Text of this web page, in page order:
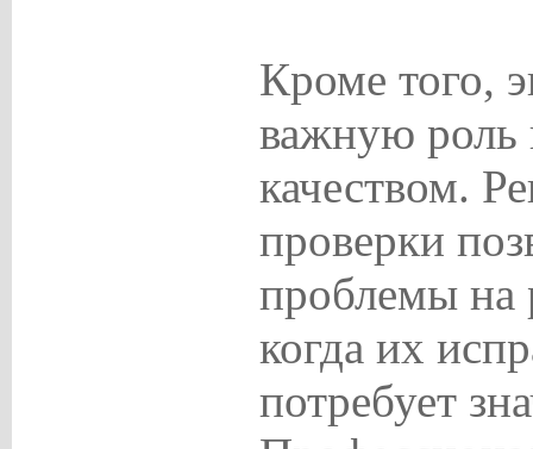
Кроме того,
важную роль
качеством.
проверки
проблемы на
когда их
потребует